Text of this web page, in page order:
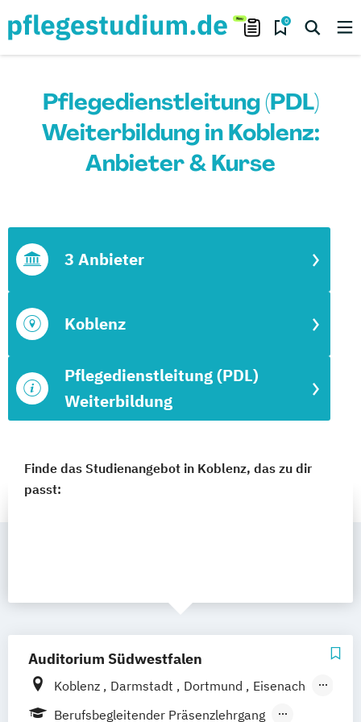
0
Pflegedienstleitung (PDL)
Weiterbildung in Koblenz:
Anbieter & Kurse
Pflegedienstleitung (PDL)
Weiterbildung
Koblenz
3 Anbieter
Finde das Studienangebot in Koblenz, das zu dir
passt:
Auditorium Südwestfalen
Koblenz Darmstadt Dortmund
Eisenach
Essen
Fulda Gießen
Hamburg
Berufsbegleitender Präsenzlehrgang